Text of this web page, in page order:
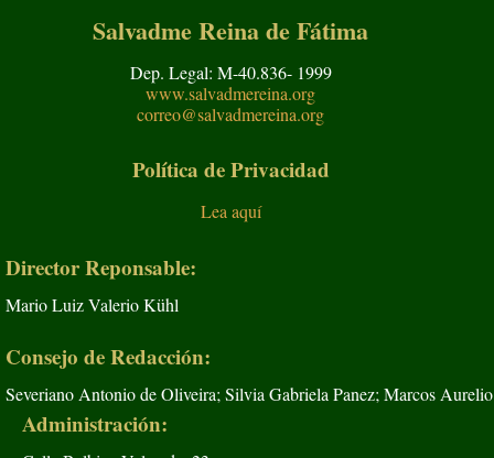
Salvadme Reina de Fátima
Dep. Legal: M-40.836- 1999
www.salvadmereina.org
correo@salvadmereina.org
Política de Privacidad
Lea aquí
Director Reponsable:
Mario Luiz Valerio Kühl
Consejo de Redacción:
Severiano Antonio de Oliveira; Silvia Gabriela Panez; Marcos
Administración: